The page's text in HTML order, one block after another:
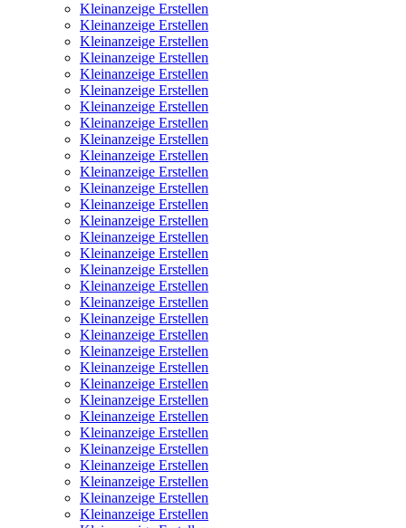
Kleinanzeige Erstellen
Kleinanzeige Erstellen
Kleinanzeige Erstellen
Kleinanzeige Erstellen
Kleinanzeige Erstellen
Kleinanzeige Erstellen
Kleinanzeige Erstellen
Kleinanzeige Erstellen
Kleinanzeige Erstellen
Kleinanzeige Erstellen
Kleinanzeige Erstellen
Kleinanzeige Erstellen
Kleinanzeige Erstellen
Kleinanzeige Erstellen
Kleinanzeige Erstellen
Kleinanzeige Erstellen
Kleinanzeige Erstellen
Kleinanzeige Erstellen
Kleinanzeige Erstellen
Kleinanzeige Erstellen
Kleinanzeige Erstellen
Kleinanzeige Erstellen
Kleinanzeige Erstellen
Kleinanzeige Erstellen
Kleinanzeige Erstellen
Kleinanzeige Erstellen
Kleinanzeige Erstellen
Kleinanzeige Erstellen
Kleinanzeige Erstellen
Kleinanzeige Erstellen
Kleinanzeige Erstellen
Kleinanzeige Erstellen